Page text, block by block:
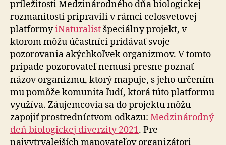
príležitosti Medzinárodného dňa biologickej
rozmanitosti pripravili v rámci celosvetovej
platformyiNaturalist špeciálny projekt, v
ktorom môžu účastníci pridávať svoje
pozorovania akýchkoľvek organizmov. V tomto
prípade pozorovateľ nemusí presne poznať
názov organizmu, ktorý mapuje, s jeho určením
mu pomôže komunita ľudí, ktorá túto platformu
využíva. Záujemcovia sa do projektu môžu
zapojiť prostredníctvom odkazu: Medzinárodný
deň biologickej diverzity 2021. Pre
najvytrvalejších mapovateľov organizátori